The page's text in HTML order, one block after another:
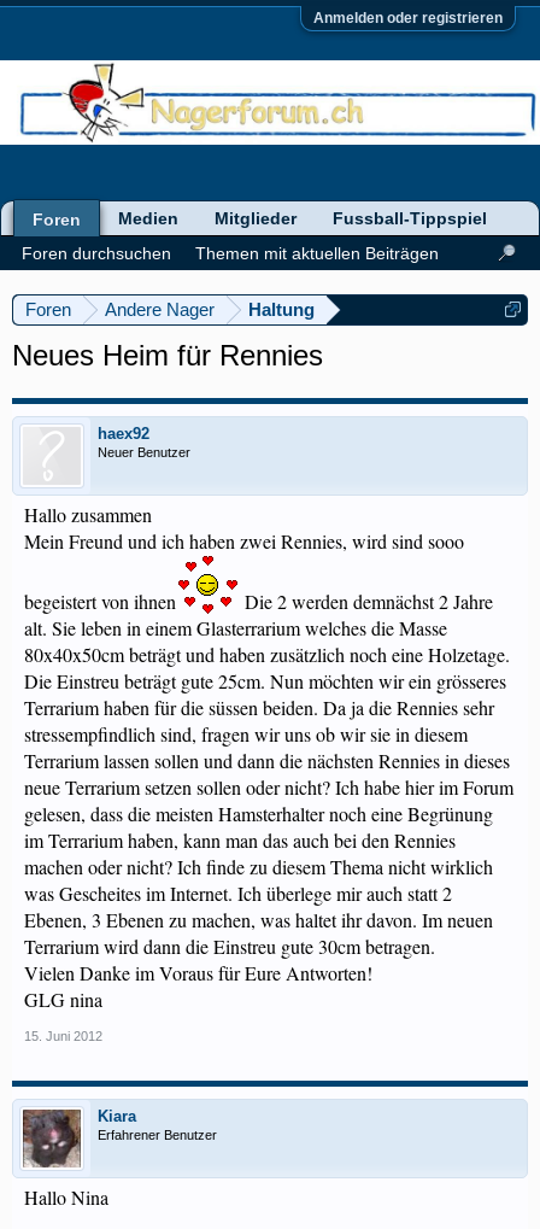
Anmelden oder registrieren
Foren Andere Nager Haltung
Neues Heim für Rennies
haex92
Neuer Benutzer
Hallo zusammen
Mein Freund und ich haben zwei Rennies, wird sind sooo
begeistert von ihnen
Die 2 werden demnächst 2 Jahre
alt. Sie leben in einem Glasterrarium welches die Masse
80x40x50cm beträgt und haben zusätzlich noch eine Holzetage.
Die Einstreu beträgt gute 25cm. Nun möchten wir ein grösseres
Terrarium haben für die süssen beiden. Da ja die Rennies sehr
stressempfindlich sind, fragen wir uns ob wir sie in diesem
Terrarium lassen sollen und dann die nächsten Rennies in dieses
neue Terrarium setzen sollen oder nicht? Ich habe hier im Forum
gelesen, dass die meisten Hamsterhalter noch eine Begrünung
im Terrarium haben, kann man das auch bei den Rennies
machen oder nicht? Ich finde zu diesem Thema nicht wirklich
was Gescheites im Internet. Ich überlege mir auch statt 2
Ebenen, 3 Ebenen zu machen, was haltet ihr davon. Im neuen
Terrarium wird dann die Einstreu gute 30cm betragen.
Vielen Danke im Voraus für Eure Antworten!
GLG nina
15. Juni 2012
Kiara
Erfahrener Benutzer
Hallo Nina
Foren
Foren durchsuchen
Themen mit aktuellen Beiträgen
Medien Mitglieder Fussball-Tippspiel